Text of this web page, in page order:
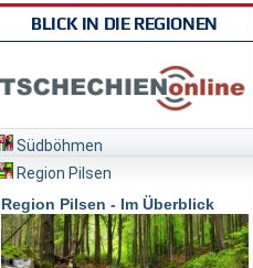
BLICK IN DIE REGIONEN
Südböhmen
Region Pilsen
Region Pilsen - Im Überblick